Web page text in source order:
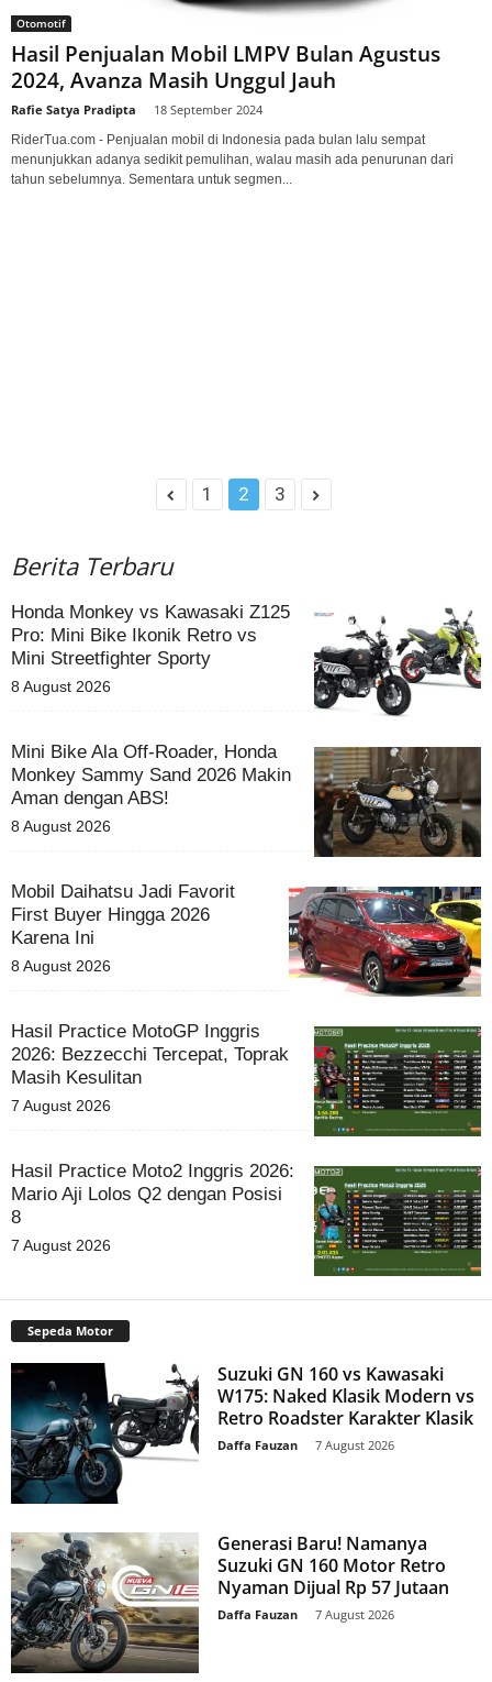
Otomotif
Hasil Penjualan Mobil LMPV Bulan Agustus
2024, Avanza Masih Unggul Jauh
Rafie Satya Pradipta 18 September 2024
RiderTua.com - Penjualan mobil di Indonesia pada bulan lalu sempat
menunjukkan adanya sedikit pemulihan, walau masih ada penurunan dari
tahun sebelumnya. Sementara untuk segmen...
1 2 3
Berita Terbaru
Honda Monkey vs Kawasaki Z125
Pro: Mini Bike Ikonik Retro vs
Mini Streetfighter Sporty
8 August 2026
Mini Bike Ala Off-Roader, Honda
Monkey Sammy Sand 2026 Makin
Aman dengan ABS!
8 August 2026
Mobil Daihatsu Jadi Favorit
First Buyer Hingga 2026
Karena Ini
8 August 2026
Hasil Practice MotoGP Inggris
2026: Bezzecchi Tercepat, Toprak
Masih Kesulitan
7 August 2026
Hasil Practice Moto2 Inggris 2026:
Mario Aji Lolos Q2 dengan Posisi
8
7 August 2026
Sepeda Motor
Suzuki GN 160 vs Kawasaki
W175: Naked Klasik Modern vs
Retro Roadster Karakter Klasik
Daffa Fauzan 7 August 2026
Generasi Baru! Namanya
Suzuki GN 160 Motor Retro
Nyaman Dijual Rp 57 Jutaan
Daffa Fauzan 7 August 2026